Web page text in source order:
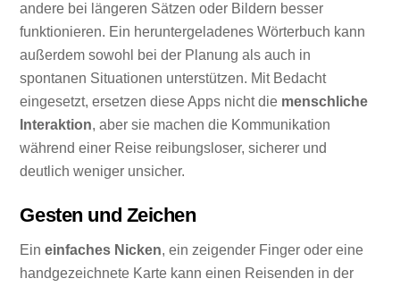
andere bei längeren Sätzen oder Bildern besser
funktionieren. Ein heruntergeladenes Wörterbuch kann
außerdem sowohl bei der Planung als auch in
spontanen Situationen unterstützen. Mit Bedacht
eingesetzt, ersetzen diese Apps nicht die menschliche
Interaktion, aber sie machen die Kommunikation
während einer Reise reibungsloser, sicherer und
deutlich weniger unsicher.
Gesten und Zeichen
Eineinfaches Nicken, ein zeigender Finger oder eine
handgezeichnete Karte kann einen Reisenden in der